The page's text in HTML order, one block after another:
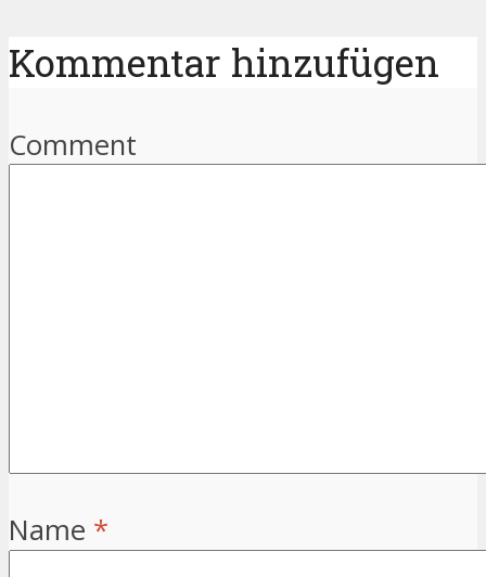
Kommentar hinzufügen
Comment
Name *